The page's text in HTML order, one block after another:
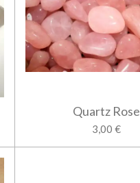
Quartz Rose
3,00 €